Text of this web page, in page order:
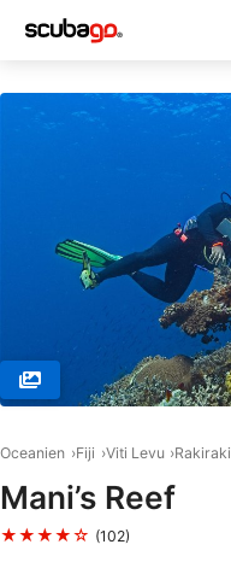
Oceanien Fiji Viti Levu Rakiraki
Mani’s Reef
★★★★☆ (102)